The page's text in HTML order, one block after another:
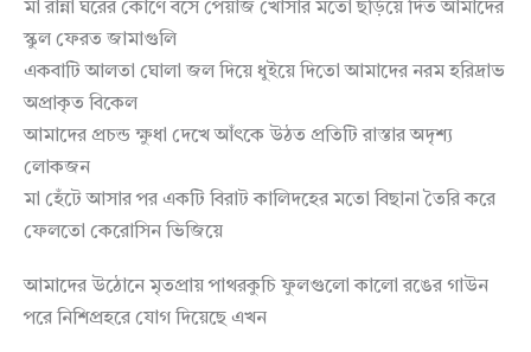
মা রান্না ঘরের কোণে বসে পেঁয়াজ খোসার মতো ছড়িয়ে দিত আমাদের
স্কুল ফেরত জামাগুলি
একবাটি আলতা ঘোলা জল দিয়ে ধুইয়ে দিতো আমাদের নরম হরিদ্রাভ
অপ্রাকৃত বিকেল
আমাদের প্রচন্ড ক্ষুধা দেখে আঁৎকে উঠত প্রতিটি রাস্তার অদৃশ্য
লোকজন
মা হেঁটে আসার পর একটি বিরাট কালিদহের মতো বিছানা তৈরি করে
ফেলতো কেরোসিন ভিজিয়ে
আমাদের উঠোনে মৃতপ্রায় পাথরকুচি ফুলগুলো কালো রঙের গাউন
পরে নিশিপ্রহরে যোগ দিয়েছে এখন